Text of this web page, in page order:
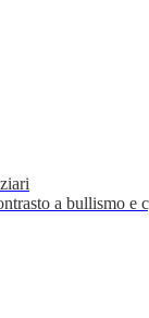
a bullismo e